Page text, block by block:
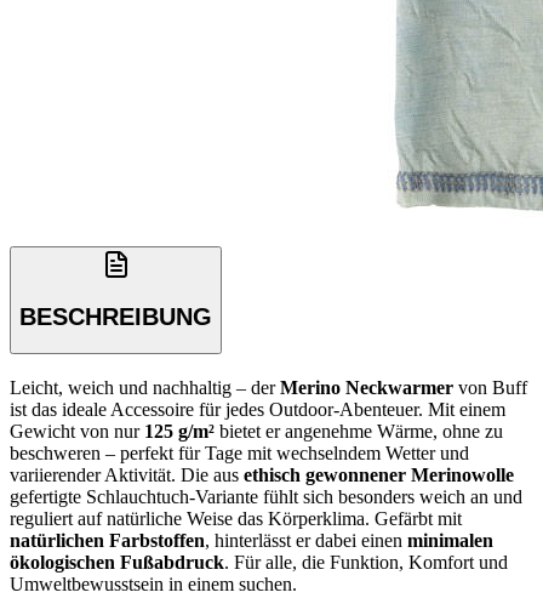
BESCHREIBUNG
Leicht, weich und nachhaltig – derMerino Neckwarmer von Buff
ist das ideale Accessoire für jedes Outdoor-Abenteuer. Mit einem
Gewicht von nur 125 g/m² bietet er angenehme Wärme, ohne zu
beschweren – perfekt für Tage mit wechselndem Wetter und
variierender Aktivität. Die aus ethisch gewonnener Merinowolle
gefertigte Schlauchtuch-Variante fühlt sich besonders weich an und
reguliert auf natürliche Weise das Körperklima. Gefärbt mit
natürlichen Farbstoffen, hinterlässt er dabei einen minimalen
ökologischen Fußabdruck. Für alle, die Funktion, Komfort und
Umweltbewusstsein in einem suchen.